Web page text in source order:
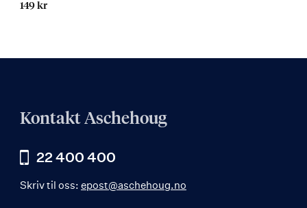
149 kr
Kontakt Aschehoug
22 400 400
Skriv til oss: epost@aschehoug.no